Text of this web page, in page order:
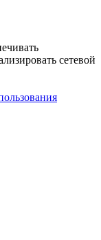
сетевой